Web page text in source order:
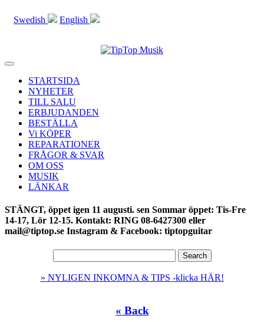
Swedish English
Toggle
navigationSTARTSIDA
NYHETER
TILL SALU
ERBJUDANDEN
BESTÄLLA
Vi KÖPER
REPARATIONER
FRÅGOR & SVAR
OM OSS
MUSIK
LÄNKAR
STÄNGT, öppet igen 11 augusti. sen Sommar öppet: Tis-Fre
14-17, Lör 12-15. Kontakt: RING 08-6427300 eller
mail@tiptop.se Instagram & Facebook: tiptopguitar
» NYLIGEN INKOMNA & TIPS -klicka HÄR!
« Back